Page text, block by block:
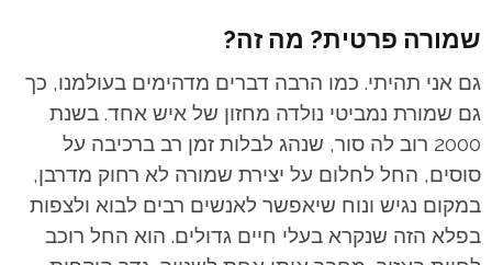
שמורה פרטית? מה זה?
גם אני תהיתי. כמו הרבה דברים מדהימים בעולמנו, כך
גם שמורת נמביטי נולדה מחזון של איש אחד. בשנת
2000 רוב לה סור, שנהג לבלות זמן רב ברכיבה על
סוסים, החל לחלום על יצירת שמורה לא רחוק מדרבן,
במקום נגיש ונוח שיאפשר לאנשים רבים לבוא ולצפות
בפלא הזה שנקרא בעלי חיים גדולים. הוא החל רוכב